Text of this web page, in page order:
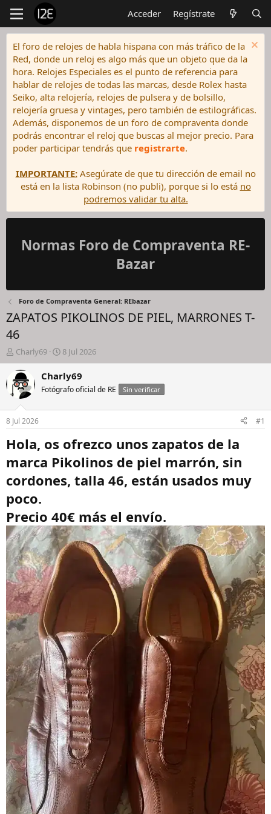
Acceder Regístrate
El foro de relojes de habla hispana con más tráfico de la
Red, donde un reloj es algo más que un objeto que da la
hora. Relojes Especiales es el punto de referencia para
hablar de relojes de todas las marcas, desde Rolex hasta
Seiko, alta relojería, relojes de pulsera y de bolsillo,
relojería gruesa y vintages, pero también de estilográficas.
Además, disponemos de un foro de compraventa donde
podrás encontrar el reloj que buscas al mejor precio. Para
poder participar tendrás que registrarte.
IMPORTANTE:Asegúrate de que tu dirección de email no
está en la lista Robinson (no publi), porque si lo está no
podremos validar tu alta.
Normas Foro de Compraventa RE-
Bazar
Foro de Compraventa General: REbazar
ZAPATOS PIKOLINOS DE PIEL, MARRONES T-
46
I
n
i
c
a
d
o
d
e
h
l
o
Charly69
F
e
c
h
a
i
c
o
8 Jul 2026
Charly69
Fotógrafo oficial de RE Sin verificar
8 Jul 2026 #1
Hola, os ofrezco unos zapatos de la
marca Pikolinos de piel marrón, sin
cordones, talla 46, están usados muy
poco.
Precio 40€ más el envío.